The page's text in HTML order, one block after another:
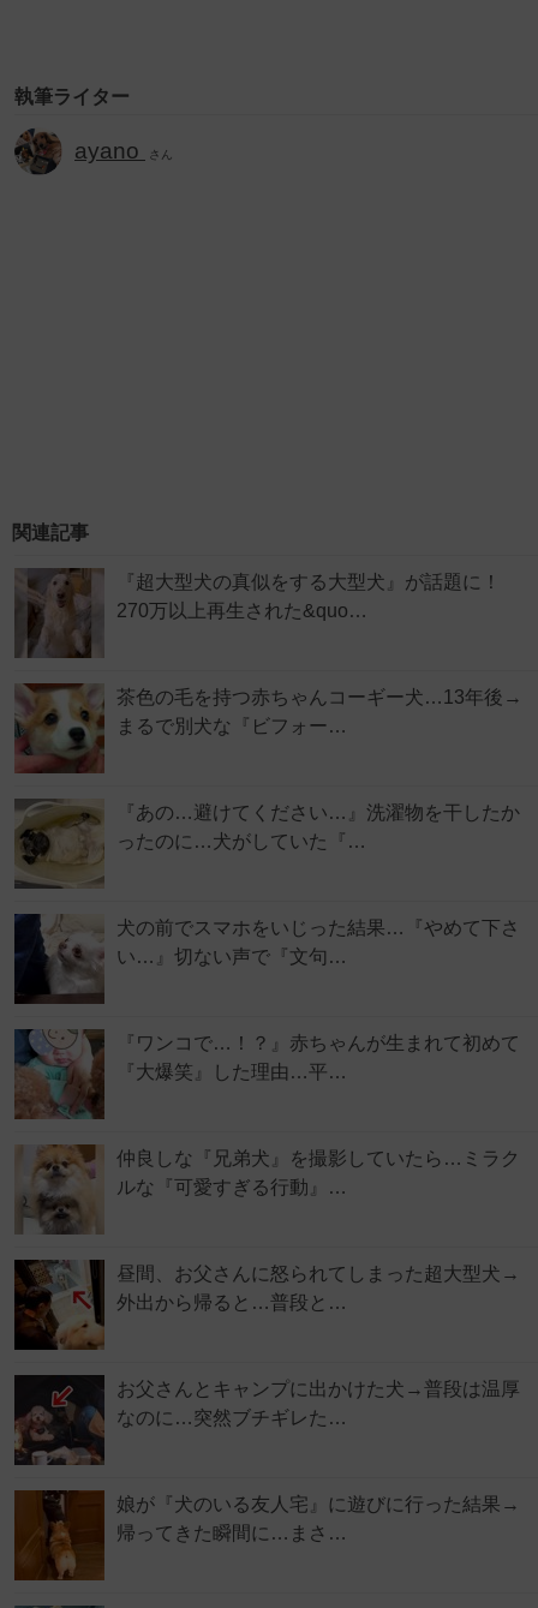
執筆ライター
ayano さん
関連記事
『超大型犬の真似をする大型犬』が話題に！
270万以上再生された&quo…
茶色の毛を持つ赤ちゃんコーギー犬…13年後→
まるで別犬な『ビフォー…
『あの…避けてください…』洗濯物を干したか
ったのに…犬がしていた『…
犬の前でスマホをいじった結果…『やめて下さ
い…』切ない声で『文句…
『ワンコで…！？』赤ちゃんが生まれて初めて
『大爆笑』した理由…平…
仲良しな『兄弟犬』を撮影していたら…ミラク
ルな『可愛すぎる行動』…
昼間、お父さんに怒られてしまった超大型犬→
外出から帰ると…普段と…
お父さんとキャンプに出かけた犬→普段は温厚
なのに…突然ブチギレた…
娘が『犬のいる友人宅』に遊びに行った結果→
帰ってきた瞬間に…まさ…